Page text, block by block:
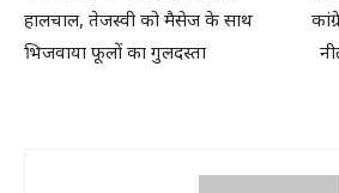
हालचाल, तेजस्वी को मैसेज के साथ
भिजवाया फूलों का गुलदस्ता